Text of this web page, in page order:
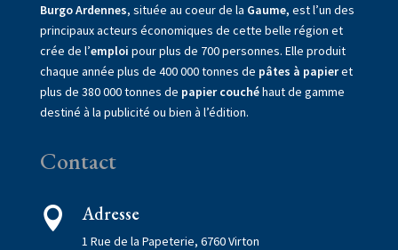
Burgo Ardennes, située au coeur de la Gaume, est l’un des
principaux acteurs économiques de cette belle région et
crée de l’emploi pour plus de 700 personnes. Elle produit
chaque année plus de 400 000 tonnes de pâtes à papieret
plus de 380 000 tonnes de papier couchéhaut de gamme
destiné à la publicité ou bien à l’édition.
Contact
 Adresse
1 Rue de la Papeterie, 6760 Virton